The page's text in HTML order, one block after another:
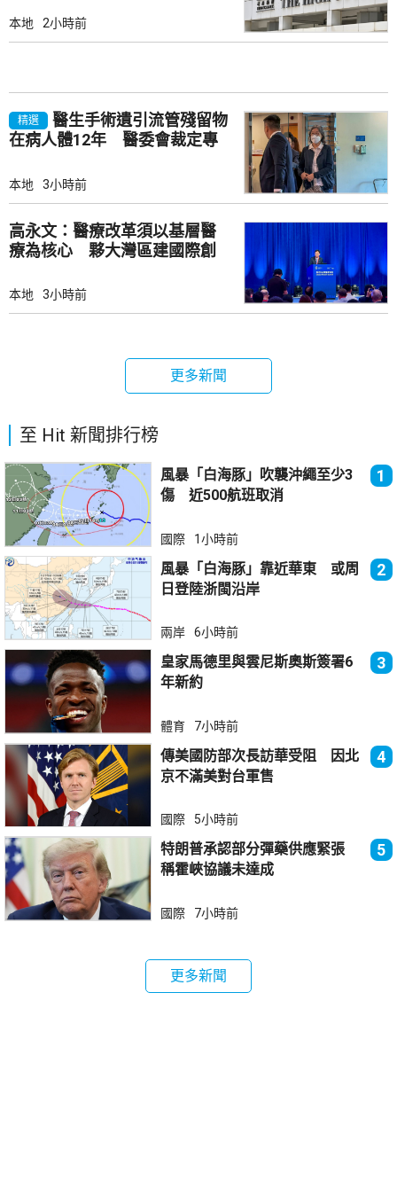
本地 2小時前
精選
醫生手術遺引流管殘留物
在病人體12年 醫委會裁定專
本地 3小時前
高永文：醫療改革須以基層醫
療為核心 夥大灣區建國際創
本地 3小時前
更多新聞
至 Hit 新聞排行榜
風暴「白海豚」吹襲沖繩至少3
傷 近500航班取消
1
國際 1小時前
風暴「白海豚」靠近華東 或周
日登陸浙閩沿岸
2
兩岸 6小時前
皇家馬德里與雲尼斯奧斯簽署6
年新約
3
體育 7小時前
傳美國防部次長訪華受阻 因北
京不滿美對台軍售
4
國際 5小時前
特朗普承認部分彈藥供應緊張
稱霍峽協議未達成
5
國際 7小時前
更多新聞